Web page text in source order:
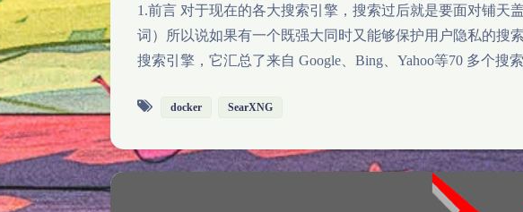
1.前言 对于现在的各大搜索引擎，搜索过后就是要面对铺天
词）所以说如果有一个既强大同时又能够保护用户隐私的搜
搜索引擎，它汇总了来自 Google、Bing、Yahoo等70 多个
docker SearXNG